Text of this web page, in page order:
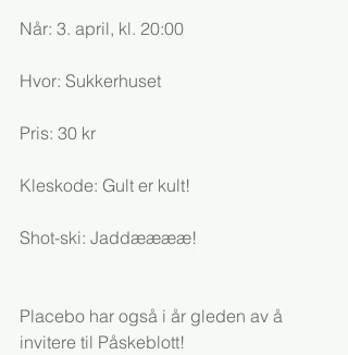
Når: 3. april, kl. 20:00
Hvor: Sukkerhuset
Pris: 30 kr
Kleskode: Gult er kult!
Shot-ski: Jaddææææ!
Placebo har også i år gleden av å
invitere til Påskeblott!